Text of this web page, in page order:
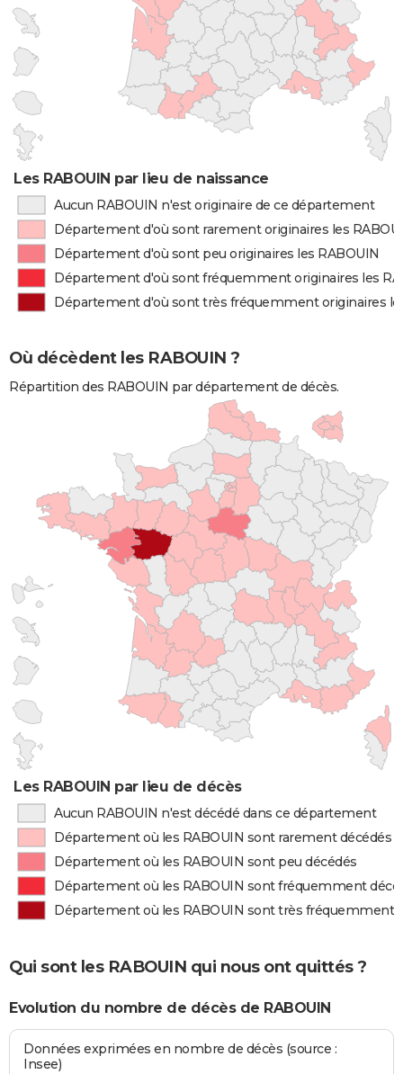
Les RABOUIN par lieu de naissance
Aucun RABOUIN n'est originaire de ce département
Département d'où sont rarement originaires les
Département d'où sont peu originaires les RABOUIN
Département d'où sont fréquemment originaires les
Département d'où sont très fréquemment originaires
Où décèdent les RABOUIN ?
Répartition des RABOUIN par département de décès.
Les RABOUIN par lieu de décès
Aucun RABOUIN n'est décédé dans ce département
Département où les RABOUIN sont rarement décédés
Département où les RABOUIN sont peu décédés
Département où les RABOUIN sont fréquemment
Département où les RABOUIN sont très fréquemment
Qui sont les RABOUIN qui nous ont quittés ?
Evolution du nombre de décès de RABOUIN
Données exprimées en nombre de décès (source :
Insee)